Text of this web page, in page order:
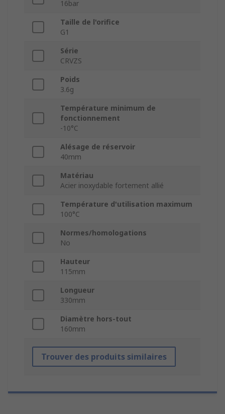
16bar
Taille de l'orifice
G1
Série
CRVZS
Poids
3.6g
Température minimum de
fonctionnement
-10°C
Alésage de réservoir
40mm
Matériau
Acier inoxydable fortement allié
Température d'utilisation maximum
100°C
Normes/homologations
No
Hauteur
115mm
Longueur
330mm
Diamètre hors-tout
160mm
Trouver des produits similaires